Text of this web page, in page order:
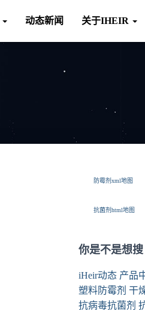
动态新闻 关于IHEIR
防霉剂xml地图
抗菌剂html地图
你是不是想搜
iHeir动态 产品
塑料防霉剂 干
抗病毒抗菌剂